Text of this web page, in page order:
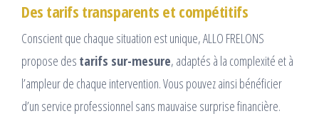
Des tarifs transparents et compétitifs
Conscient que chaque situation est unique, ALLO FRELONS
propose des tarifs sur-mesure, adaptés à la complexité et à
l’ampleur de chaque intervention. Vous pouvez ainsi bénéficier
d’un service professionnel sans mauvaise surprise financière.